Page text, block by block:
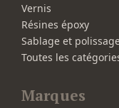
Vernis
Résines époxy
Sablage et
Toutes les
Marques